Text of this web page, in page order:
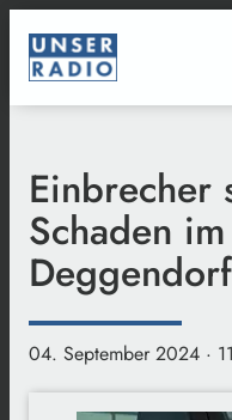
Einbrecher
Schaden
Deggendorf
04. September 2024 ·